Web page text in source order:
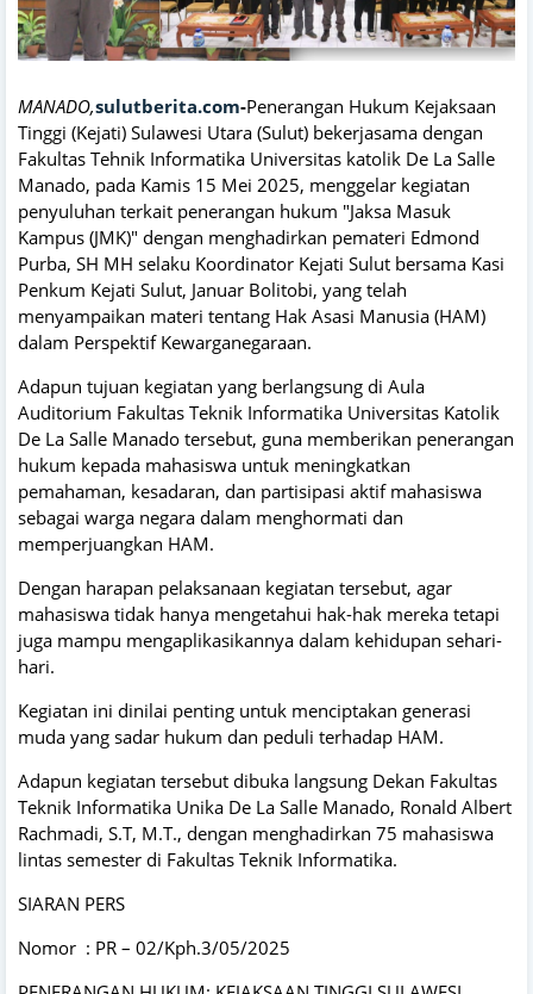
MANADO,sulutberita.com-Penerangan Hukum Kejaksaan
Tinggi (Kejati) Sulawesi Utara (Sulut) bekerjasama dengan
Fakultas Tehnik Informatika Universitas katolik De La Salle
Manado, pada Kamis 15 Mei 2025, menggelar kegiatan
penyuluhan terkait penerangan hukum "Jaksa Masuk
Kampus (JMK)" dengan menghadirkan pemateri Edmond
Purba, SH MH selaku Koordinator Kejati Sulut bersama Kasi
Penkum Kejati Sulut, Januar Bolitobi, yang telah
menyampaikan materi tentang Hak Asasi Manusia (HAM)
dalam Perspektif Kewarganegaraan.
Adapun tujuan kegiatan yang berlangsung di Aula
Auditorium Fakultas Teknik Informatika Universitas Katolik
De La Salle Manado tersebut, guna memberikan penerangan
hukum kepada mahasiswa untuk meningkatkan
pemahaman, kesadaran, dan partisipasi aktif mahasiswa
sebagai warga negara dalam menghormati dan
memperjuangkan HAM.
Dengan harapan pelaksanaan kegiatan tersebut, agar
mahasiswa tidak hanya mengetahui hak-hak mereka tetapi
juga mampu mengaplikasikannya dalam kehidupan sehari-
hari.
Kegiatan ini dinilai penting untuk menciptakan generasi
muda yang sadar hukum dan peduli terhadap HAM.
Adapun kegiatan tersebut dibuka langsung Dekan Fakultas
Teknik Informatika Unika De La Salle Manado, Ronald Albert
Rachmadi, S.T, M.T., dengan menghadirkan 75 mahasiswa
lintas semester di Fakultas Teknik Informatika.
SIARAN PERS
Nomor : PR – 02/Kph.3/05/2025